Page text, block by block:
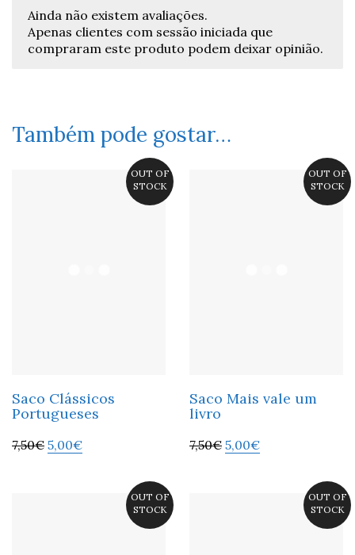
Ainda não existem avaliações.
Apenas clientes com sessão iniciada que
compraram este produto podem deixar opinião.
Também pode gostar…
OUT OF
STOCK
Saco Clássicos
Portugueses
7,50€ 5,00€
OUT OF
STOCK
Saco Mais vale um
livro
7,50€ 5,00€
OUT OF
STOCK
OUT OF
STOCK